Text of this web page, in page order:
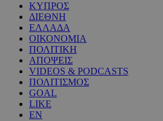
ΚΥΠΡΟΣ
ΔΙΕΘΝΗ
ΕΛΛΑΔΑ
ΟΙΚΟΝΟΜΙΑ
ΠΟΛΙΤΙΚΗ
ΑΠΟΨΕΙΣ
VIDEOS & PODCASTS
ΠΟΛΙΤΙΣΜΟΣ
GOAL
LIKE
EN